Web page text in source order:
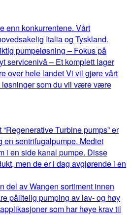
enn konkurrentene. Vårt
Italia og Tyskland.
pumpeløsning – Fokus på
servicenivå – Et komplett lager
over hele landet Vi vil gjøre vårt
løsninger som du vil være være
Turbine pumps” er
en sentrifugalpumpe. Mediet
i en side kanal pumpe. Disse
men de er i dag avgjørende i en
del av Wangen sortiment innen
pålitelig pumping av lav- og høy
som har høye krav til